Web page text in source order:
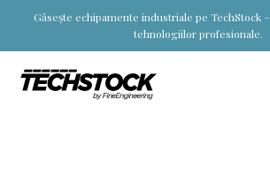
Găsește echipamente industriale pe TechStock
tehnologiilor profesionale.